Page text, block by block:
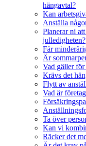
hängavtal?
Kan
Anställa
Planerar ni
julledigheten?
Får
Är
Vad gäller för
Krävs det
Flytt av
Vad är
Ta över
Kan vi
Räcker det